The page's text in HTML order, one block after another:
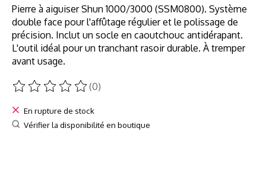
Pierre à aiguiser Shun 1000/3000 (SSM0800). Système
double face pour l'affûtage régulier et le polissage de
précision. Inclut un socle en caoutchouc antidérapant.
L'outil idéal pour un tranchant rasoir durable. À tremper
avant usage.
Ce produit est évalué à
(0)
En rupture de stock
Vérifier la disponibilité en boutique